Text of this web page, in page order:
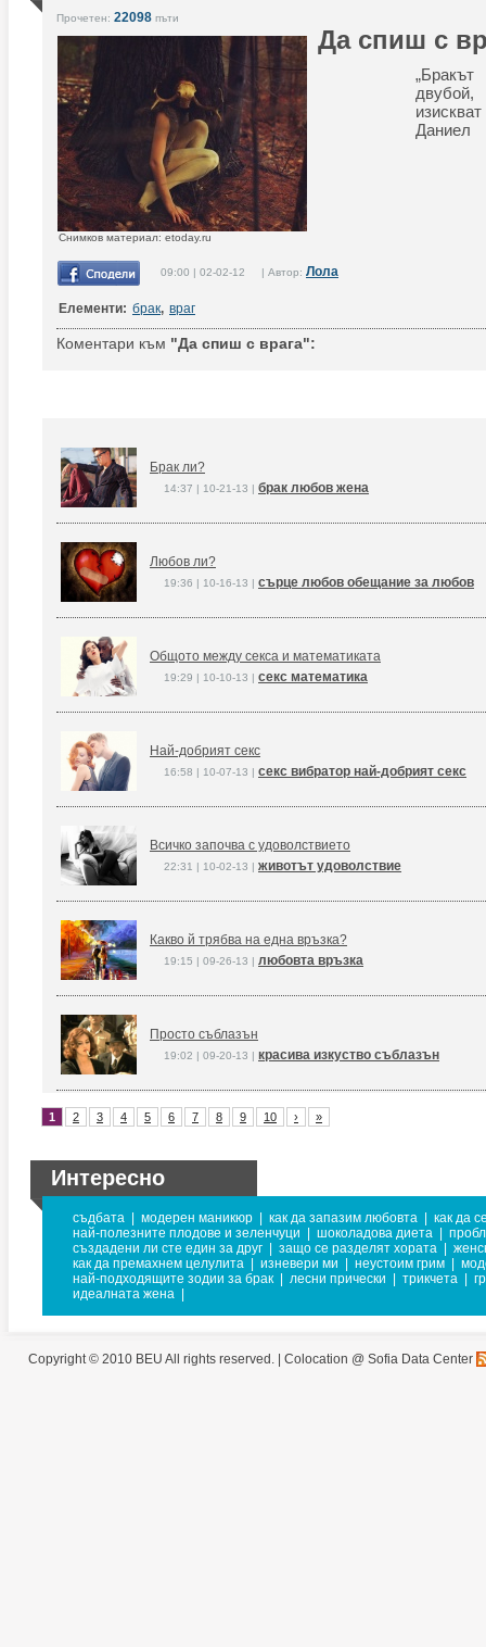
Прочетен: 22098 пъти
Снимков материал: etoday.ru
Да спиш с
Даниел
09:00 | 02-02-12 | Автор: Лола
Елементи: брак, враг
Коментари към "Да спиш с врага":
Брак ли?
14:37 | 10-21-13 | брак любов жена
Любов ли?
19:36 | 10-16-13 | сърце любов обещание за любов
Общото между секса и математиката
19:29 | 10-10-13 | секс математика
Най-добрият секс
16:58 | 10-07-13 | секс вибратор най-добрият секс
Всичко започва с удоволствието
22:31 | 10-02-13 | животът удоволствие
Какво й трябва на една връзка?
19:15 | 09-26-13 | любовта връзка
Просто съблазън
19:02 | 09-20-13 | красива изкуство съблазън
1 2 3 4 5 6 7 8 9 10 › »
Интересно
съдбата модерен маникюр как да запазим любовта
как да
най-полезните плодове и зеленчуци
шоколадова диета
създадени ли сте един за друг
защо се разделят хората
как да премахнем целулита
изневери ми неустоим грим
най-подходящите зодии за брак
лесни прически трикчета
идеалната жена
Copyright © 2010 BEU All rights reserved. | Colocation @ Sofia Data Center